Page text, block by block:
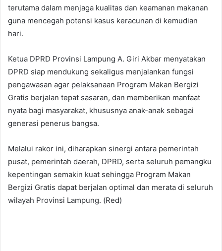
terutama dalam menjaga kualitas dan keamanan makanan
guna mencegah potensi kasus keracunan di kemudian
hari.
Ketua DPRD Provinsi Lampung A. Giri Akbar menyatakan
DPRD siap mendukung sekaligus menjalankan fungsi
pengawasan agar pelaksanaan Program Makan Bergizi
Gratis berjalan tepat sasaran, dan memberikan manfaat
nyata bagi masyarakat, khususnya anak-anak sebagai
generasi penerus bangsa.
Melalui rakor ini, diharapkan sinergi antara pemerintah
pusat, pemerintah daerah, DPRD, serta seluruh pemangku
kepentingan semakin kuat sehingga Program Makan
Bergizi Gratis dapat berjalan optimal dan merata di seluruh
wilayah Provinsi Lampung. (Red)